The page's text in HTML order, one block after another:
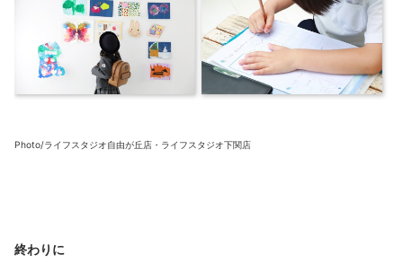
Photo/ライフスタジオ自由が丘店・ライフスタジオ下関店
終わりに